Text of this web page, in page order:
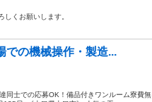
くお願いします。
の機械操作・製造...
同士での応募OK！備品付きワンルーム寮費無